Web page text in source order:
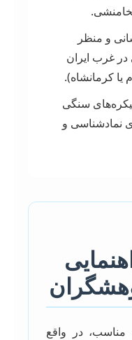
و منظر
غرب ایران
یا کرمانشاه).
سنگی
نمادشناسی و
مناسب، در واقع